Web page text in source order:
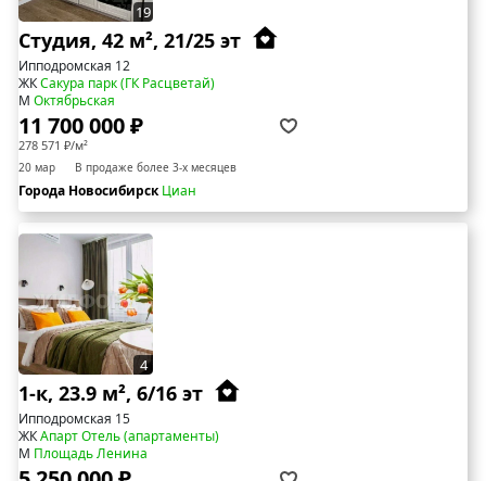
19
Студия, 42 м², 21/25 эт
Ипподромская 12
ЖКСакура парк (ГК Расцветай)
М Октябрьская
11 700 000 ₽
278 571 ₽/м²
20 мар В продаже более 3-х месяцев
Города НовосибирскЦиан
4
1-к, 23.9 м², 6/16 эт
Ипподромская 15
ЖКАпарт Отель (апартаменты)
М Площадь Ленина